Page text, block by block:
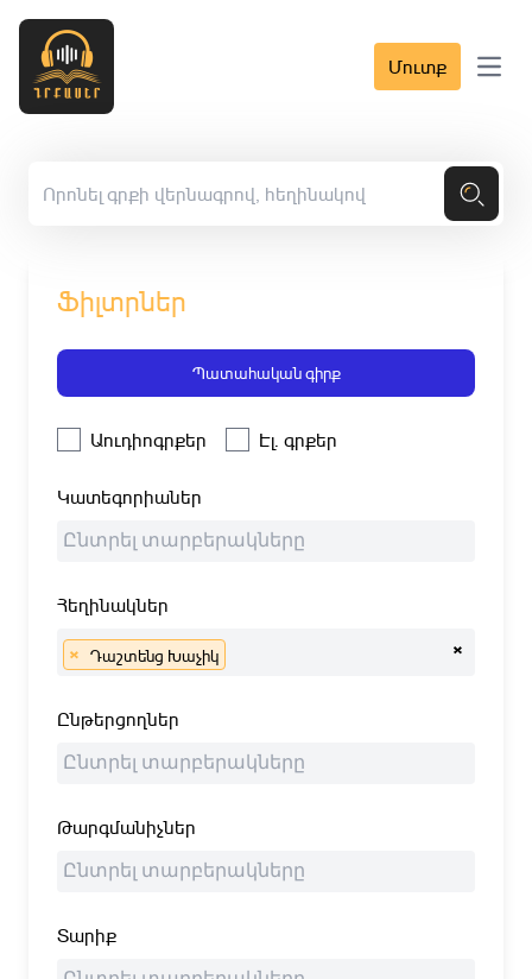
Մուտք Open
Ֆիլտրներ
Պատահական գիրք
Աուդիոգրքեր Էլ. գրքեր
Կատեգորիաներ
Հեղինակներ
×
× Դաշտենց Խաչիկ
Ընթերցողներ
Թարգմանիչներ
Տարիք